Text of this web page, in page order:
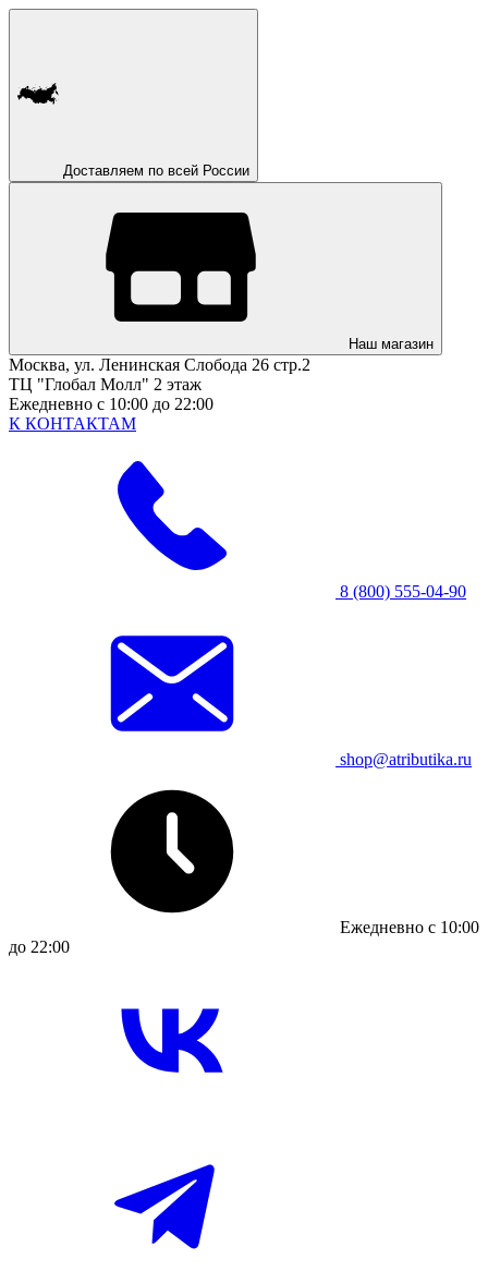
Доставляем по всей России
Наш магазин
Москва, ул. Ленинская Слобода 26 стр.2
ТЦ "Глобал Молл" 2 этаж
Ежедневно с 10:00 до 22:00
К КОНТАКТАМ
8 (800) 555-04-90
shop@atributika.ru
Ежедневно с 10:00
до 22:00